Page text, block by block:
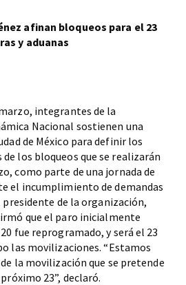
afinan bloqueos para el 23
y aduanas
integrantes de la
Nacional sostienen una
de México para definir los
los bloqueos que se realizarán
como parte de una jornada de
el incumplimiento de demandas
de la organización,
que el paro inicialmente
fue reprogramado, y será el 23
las movilizaciones. “Estamos
la movilización que se pretende
23”, declaró.